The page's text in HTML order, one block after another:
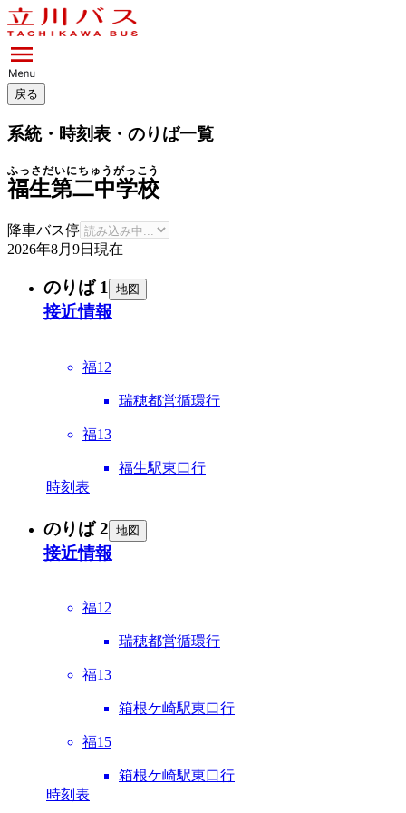
戻る
系統・時刻表・のりば一覧
福生第二中学校
ふっさだいにちゅうがっこう
降車バス停
2026年8月9日 現在
のりば 1 地図
接近情報
福12
瑞穂都営循環行
福13
福生駅東口行
時刻表
のりば 2 地図
接近情報
福12
瑞穂都営循環行
福13
箱根ケ崎駅東口行
福15
箱根ケ崎駅東口行
時刻表